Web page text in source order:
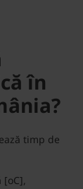
în
timp de